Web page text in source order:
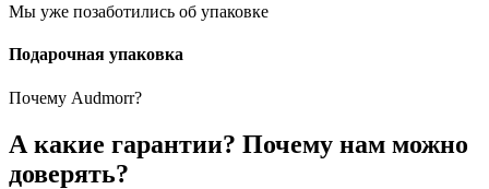
Мы уже позаботились об упаковке
Подарочная упаковка
Почему Audmorr?
А какие гарантии? Почему нам можно
доверять?